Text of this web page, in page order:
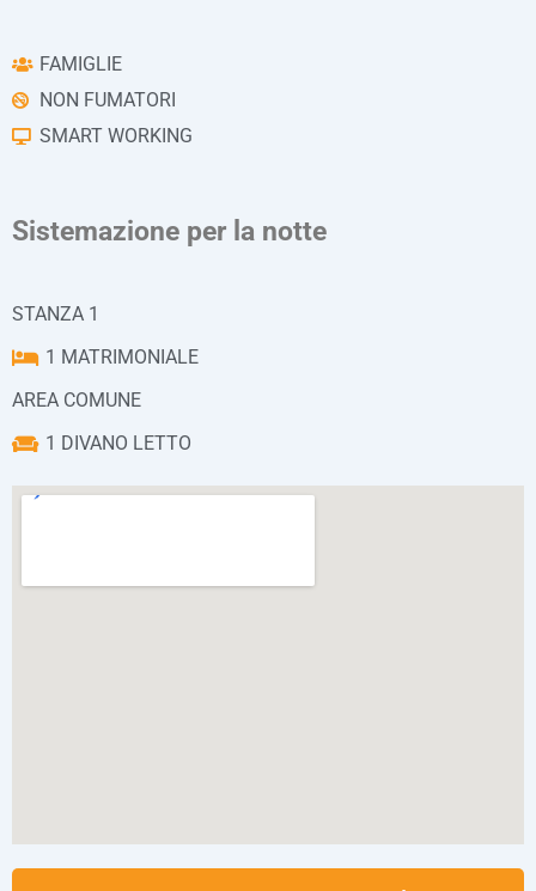
FAMIGLIE
NON FUMATORI
SMART WORKING
Sistemazione per la notte
STANZA 1
1 MATRIMONIALE
AREA COMUNE
1 DIVANO LETTO